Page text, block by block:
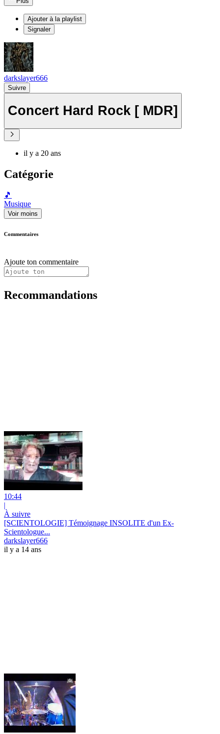
Ajouter à la playlist
Signaler
darkslayer666
Suivre
Concert Hard Rock [ MDR]
il y a 20 ans
Catégorie
🎵
Musique
Voir moins
Commentaires
Ajoute ton commentaire
Recommandations
10:44
|
À suivre
[SCIENTOLOGIE] Témoignage INSOLITE d'un Ex-
Scientologue...
darkslayer666
il y a 14 ans